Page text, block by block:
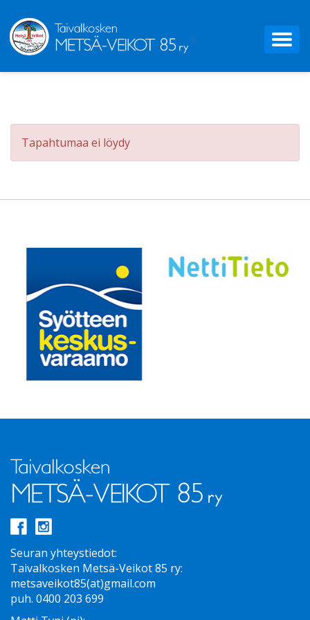
Tapahtumaa ei löydy
Seuran yhteystiedot:
Taivalkosken Metsä-Veikot 85 ry:
metsaveikot85(at)gmail.com
puh. 0400 203 699